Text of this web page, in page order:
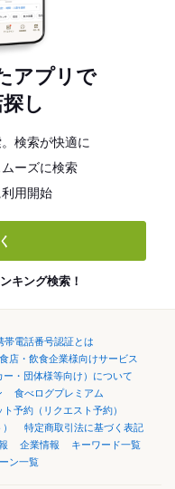
アプリで
し
検索が快適に
ーズに検索
用開始
キング検索！
帯電話番号認証とは
店・飲食企業様向けサービス
ー・団体様等向け）について
食べログプレミアム
ト予約（リクエスト予約）
特定商取引法に基づく表記
企業情報
キーワード一覧
ン一覧